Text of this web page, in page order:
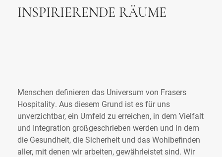
INSPIRIERENDE RÄUME
Menschen definieren das Universum von Frasers
Hospitality. Aus diesem Grund ist es für uns
unverzichtbar, ein Umfeld zu erreichen, in dem Vielfalt
und Integration großgeschrieben werden und in dem
die Gesundheit, die Sicherheit und das Wohlbefinden
aller, mit denen wir arbeiten, gewährleistet sind. Wir